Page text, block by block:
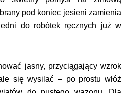
pod koniec jesieni zamienia
do robótek ręcznych już w
jasny, przyciągający wzrok
się wysilać – po prostu włóż